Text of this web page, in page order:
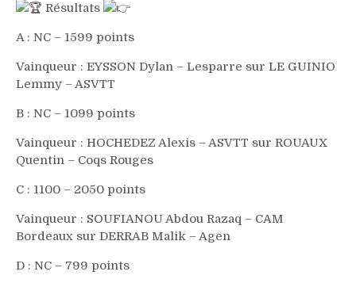
Résultats
A : NC – 1599 points
Vainqueur : EYSSON Dylan – Lesparre sur LE GUINIO
Lemmy – ASVTT
B : NC – 1099 points
Vainqueur : HOCHEDEZ Alexis – ASVTT sur ROUAUX
Quentin – Coqs Rouges
C : 1100 – 2050 points
Vainqueur : SOUFIANOU Abdou Razaq – CAM
Bordeaux sur DERRAB Malik – Agen
D : NC – 799 points